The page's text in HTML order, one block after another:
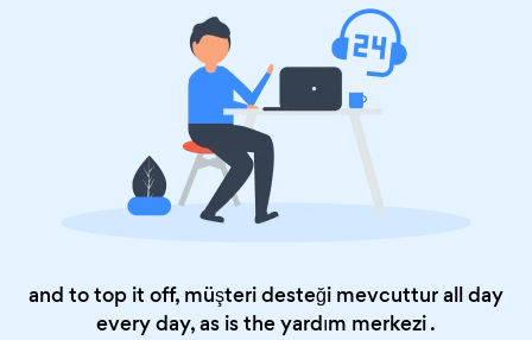
and to top it off, müşteri desteği mevcuttur all day
every day, as is theyardım merkezi.